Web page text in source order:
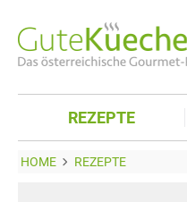
REZEPTE
HOME REZEPTE